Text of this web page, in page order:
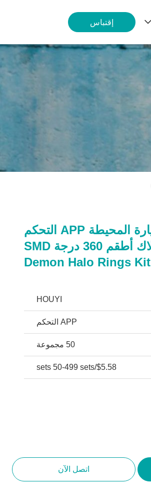
إقتباس
IP 67 LED أضواء السيارة المحيطة APP التحكم
المصباح عين الملاك أطقم 360 درجة SMD
Demon Halo Rings Kit
HOUYI
APP التحكم
50 مجموعة
$5.58/sets 50-499 sets
اتصل الآن